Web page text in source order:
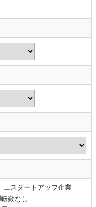
スタートアップ企業
転勤なし